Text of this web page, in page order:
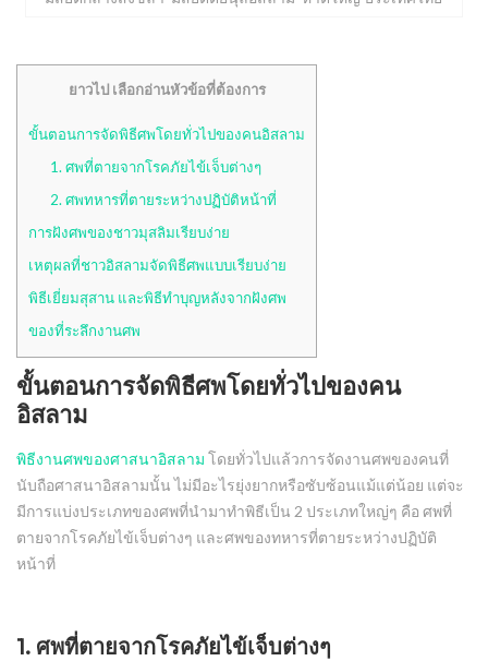
ยาวไป เลือกอ่านหัวข้อที่ต้องการ
ขั้นตอนการจัดพิธีศพโดยทั่วไปของคนอิสลาม
1. ศพที่ตายจากโรคภัยไข้เจ็บต่างๆ
2. ศพทหารที่ตายระหว่างปฏิบัติหน้าที่
การฝังศพของชาวมุสลิมเรียบง่าย
เหตุผลที่ชาวอิสลามจัดพิธีศพแบบเรียบง่าย
พิธีเยี่ยมสุสาน และพิธีทำบุญหลังจากฝังศพ
ของที่ระลึกงานศพ
ขั้นตอนการจัดพิธีศพโดยทั่วไปของคน
อิสลาม
พิธีงานศพของศาสนาอิสลาม โดยทั่วไปแล้วการจัดงานศพของคนที่
นับถือศาสนาอิสลามนั้น ไม่มีอะไรยุ่งยากหรือซับซ้อนแม้แต่น้อย แต่จะ
มีการแบ่งประเภทของศพที่นำมาทำพิธีเป็น 2 ประเภทใหญ่ๆ คือ ศพที่
ตายจากโรคภัยไข้เจ็บต่างๆ และศพของทหารที่ตายระหว่างปฏิบัติ
หน้าที่
1. ศพที่ตายจากโรคภัยไข้เจ็บต่างๆ